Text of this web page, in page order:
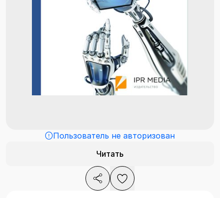
Пользователь не авторизован
Читать